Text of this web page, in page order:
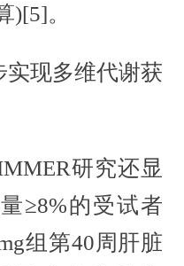
)[5]。
现多维代谢获
研究还显
≥8%的受试者
组第40周肝脏